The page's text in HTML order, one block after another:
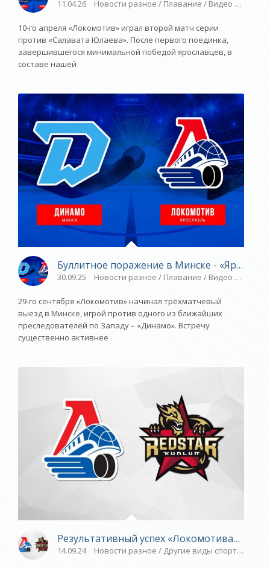
11.04.26 Новости разное / Плавание / Видео
10-го апреля «Локомотив» играл второй матч серии
против «Салавата Юлаева». После первого поединка,
завершившегося минимальной победой ярославцев, в
составе нашей
Буллитное поражение в Минске -
30.09.25 Новости разное / Плавание / Видео
29-го сентября «Локомотив» начинал трёхматчевый
выезд в Минске, игрой против одного из ближайших
преследователей по Западу – «Динамо». Встречу
существенно активнее
Результативный успех «Локомотива» в
14.09.24 Новости разное / Другие виды спорта /